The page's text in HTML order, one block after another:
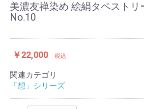
美濃友禅染め 絵絹タペスト
No.10
￥22,000 税込
関連カテゴリ
「想」シリーズ